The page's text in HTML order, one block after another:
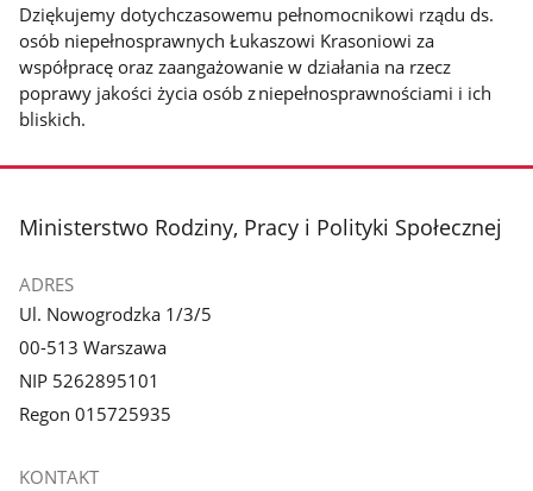
Dziękujemy dotychczasowemu pełnomocnikowi rządu ds.
osób niepełnosprawnych Łukaszowi Krasoniowi za
współpracę oraz zaangażowanie w działania na rzecz
poprawy jakości życia osób z niepełnosprawnościami i ich
bliskich.
stopka
Ministerstwo Rodziny, Pracy i Polityki Społecznej
ADRES
Ul. Nowogrodzka 1/3/5
00-513 Warszawa
NIP 5262895101
Regon 015725935
KONTAKT